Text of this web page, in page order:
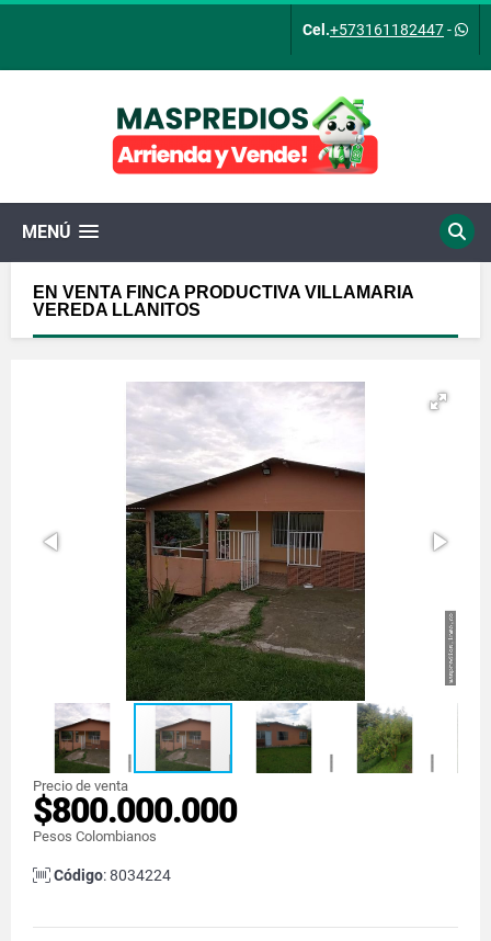
Cel.+573161182447-
MENÚ
EN VENTA FINCA PRODUCTIVA VILLAMARIA
VEREDA LLANITOS
Precio de venta
$800.000.000
Pesos Colombianos
Código: 8034224